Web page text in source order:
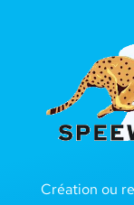
Création ou